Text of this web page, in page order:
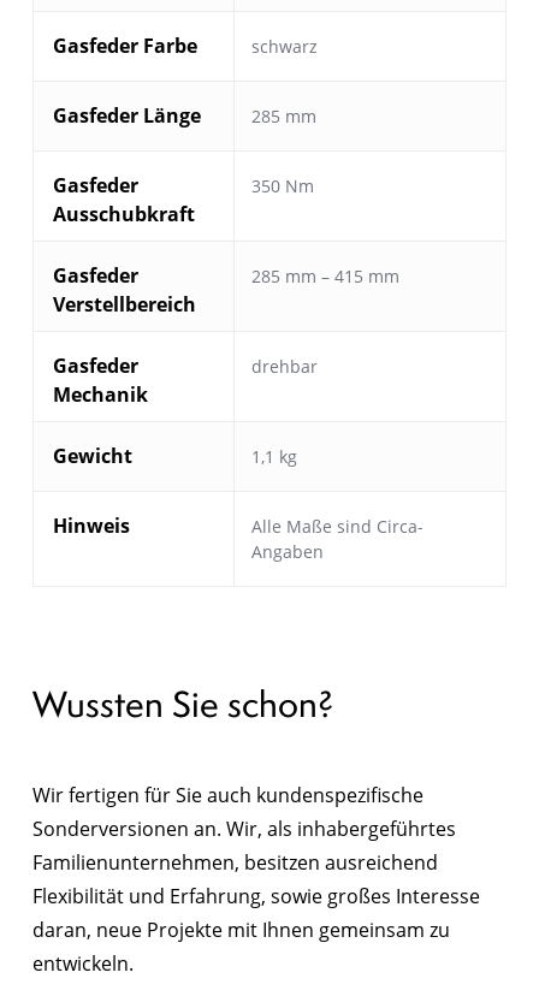
Gasfeder Farbe schwarz
Gasfeder Länge 285 mm
Gasfeder
Ausschubkraft
350 Nm
Gasfeder
Verstellbereich
285 mm – 415 mm
Gasfeder
Mechanik
drehbar
Gewicht 1,1 kg
Hinweis
Alle Maße sind Circa-
Angaben
Wussten Sie schon?
Wir fertigen für Sie auch kundenspezifische
Sonderversionen an. Wir, als inhabergeführtes
Familienunternehmen, besitzen ausreichend
Flexibilität und Erfahrung, sowie großes Interesse
daran, neue Projekte mit Ihnen gemeinsam zu
entwickeln.